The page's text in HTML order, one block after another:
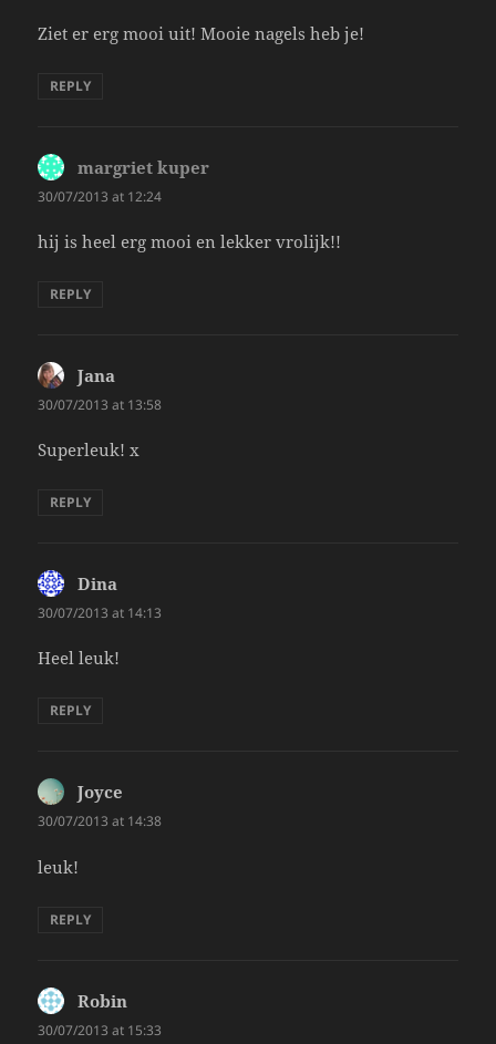
Ziet er erg mooi uit! Mooie nagels heb je!
REPLY
margriet kuper
30/07/2013 at 12:24
hij is heel erg mooi en lekker vrolijk!!
REPLY
Jana
30/07/2013 at 13:58
Superleuk! x
REPLY
Dina
30/07/2013 at 14:13
Heel leuk!
REPLY
Joyce
30/07/2013 at 14:38
leuk!
REPLY
Robin
30/07/2013 at 15:33